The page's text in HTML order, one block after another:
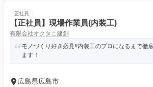
正社員
【正社員】現場作業員(内装工)
有限会社オクタニ建創
モノづくり好き必見!!内装工のプロになるまで徹
ます！
広島県広島市